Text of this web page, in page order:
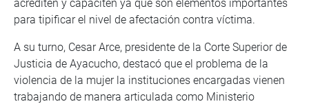
acrediten y capaciten ya que son elementos importantes
para tipificar el nivel de afectación contra víctima.
A su turno, Cesar Arce, presidente de la Corte Superior de
Justicia de Ayacucho, destacó que el problema de la
violencia de la mujer la instituciones encargadas vienen
trabajando de manera articulada como Ministerio